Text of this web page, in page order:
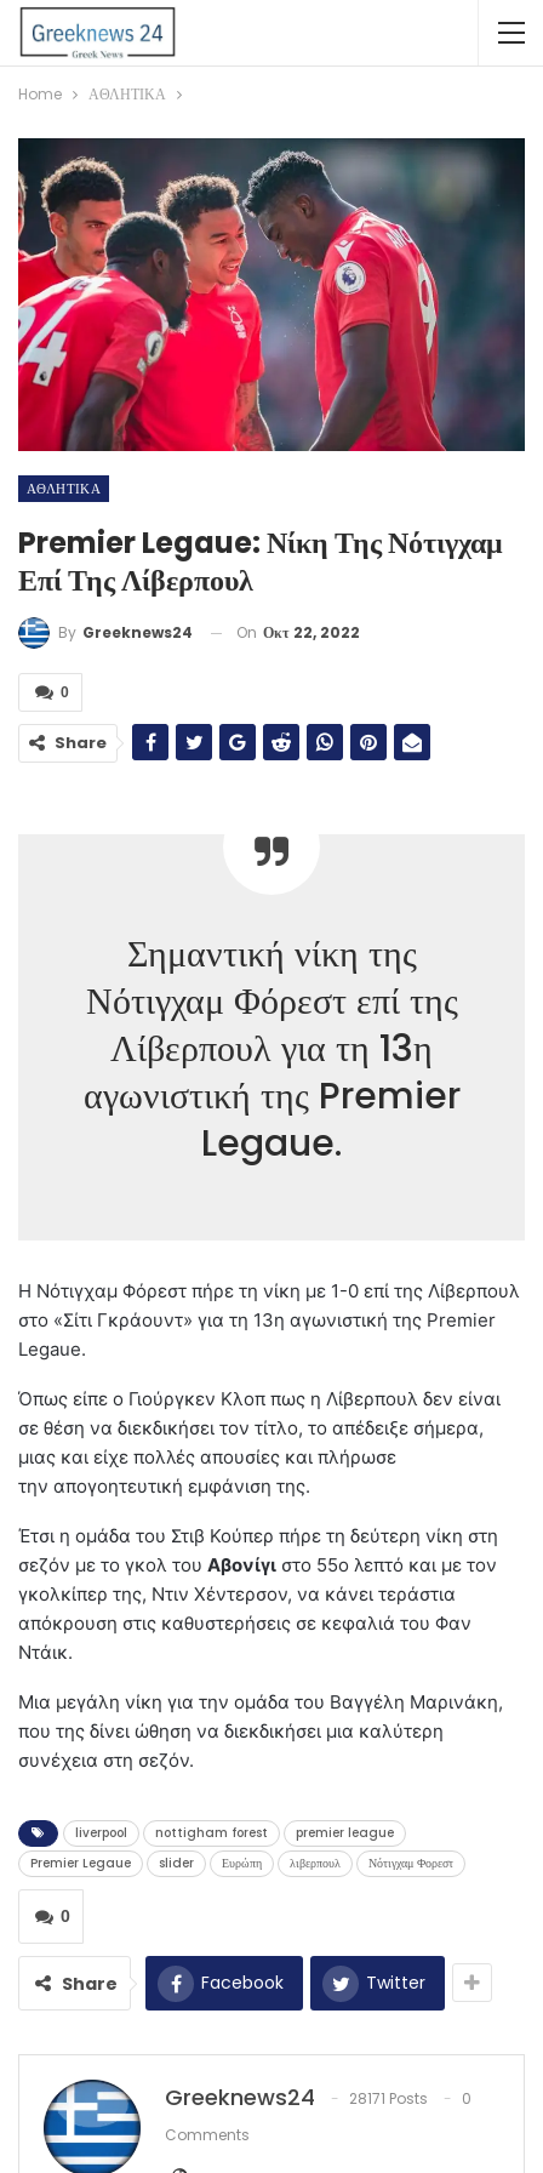
Home ΑΘΛΗΤΙΚΑ
ΑΘΛΗΤΙΚΑ
Premier Legaue: Νίκη Της Νότιγχαμ
Επί Της Λίβερπουλ
By Greeknews24 On Οκτ 22, 2022
0
Share
Σημαντική νίκη της
Νότιγχαμ Φόρεστ επί της
Λίβερπουλ για τη 13η
αγωνιστική της Premier
Legaue.
Η Νότιγχαμ Φόρεστ πήρε τη νίκη με 1-0 επί της Λίβερπουλ
στο «Σίτι Γκράουντ» για τη 13η αγωνιστική της Premier
Legaue.
Όπως είπε ο Γιούργκεν Κλοπ πως η Λίβερπουλ δεν είναι
σε θέση να διεκδικήσει τον τίτλο, το απέδειξε σήμερα,
μιας και είχε πολλές απουσίες και πλήρωσε
την απογοητευτική εμφάνιση της.
Έτσι η ομάδα του Στιβ Κούπερ πήρε τη δεύτερη νίκη στη
σεζόν με το γκολ του Αβονίγι στο 55o λεπτό και με τον
γκολκίπερ της, Ντιν Χέντερσον, να κάνει τεράστια
απόκρουση στις καθυστερήσεις σε κεφαλιά του Φαν
Ντάικ.
Μια μεγάλη νίκη για την ομάδα του Βαγγέλη Μαρινάκη,
που της δίνει ώθηση να διεκδικήσει μια καλύτερη
συνέχεια στη σεζόν.
liverpool nottigham forest
premier league
Premier Legaue
slider Ευρώπη λιβερπουλ Νότιγχαμ Φορεστ
0
Share Facebook Twitter
Greeknews24 28171 Posts
0
Comments